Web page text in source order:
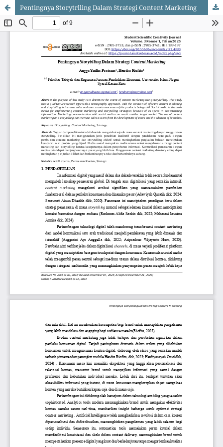
Pentingnya Storytrlling Dalam Strategi Content Marketing